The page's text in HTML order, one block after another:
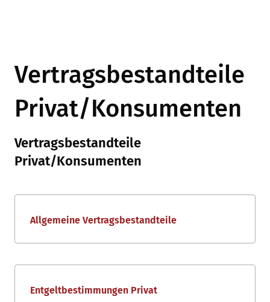
Vertragsbestandteile
Privat/Konsumenten
Vertragsbestandteile
Privat/Konsumenten
Allgemeine Vertragsbestandteile
Entgeltbestimmungen Privat